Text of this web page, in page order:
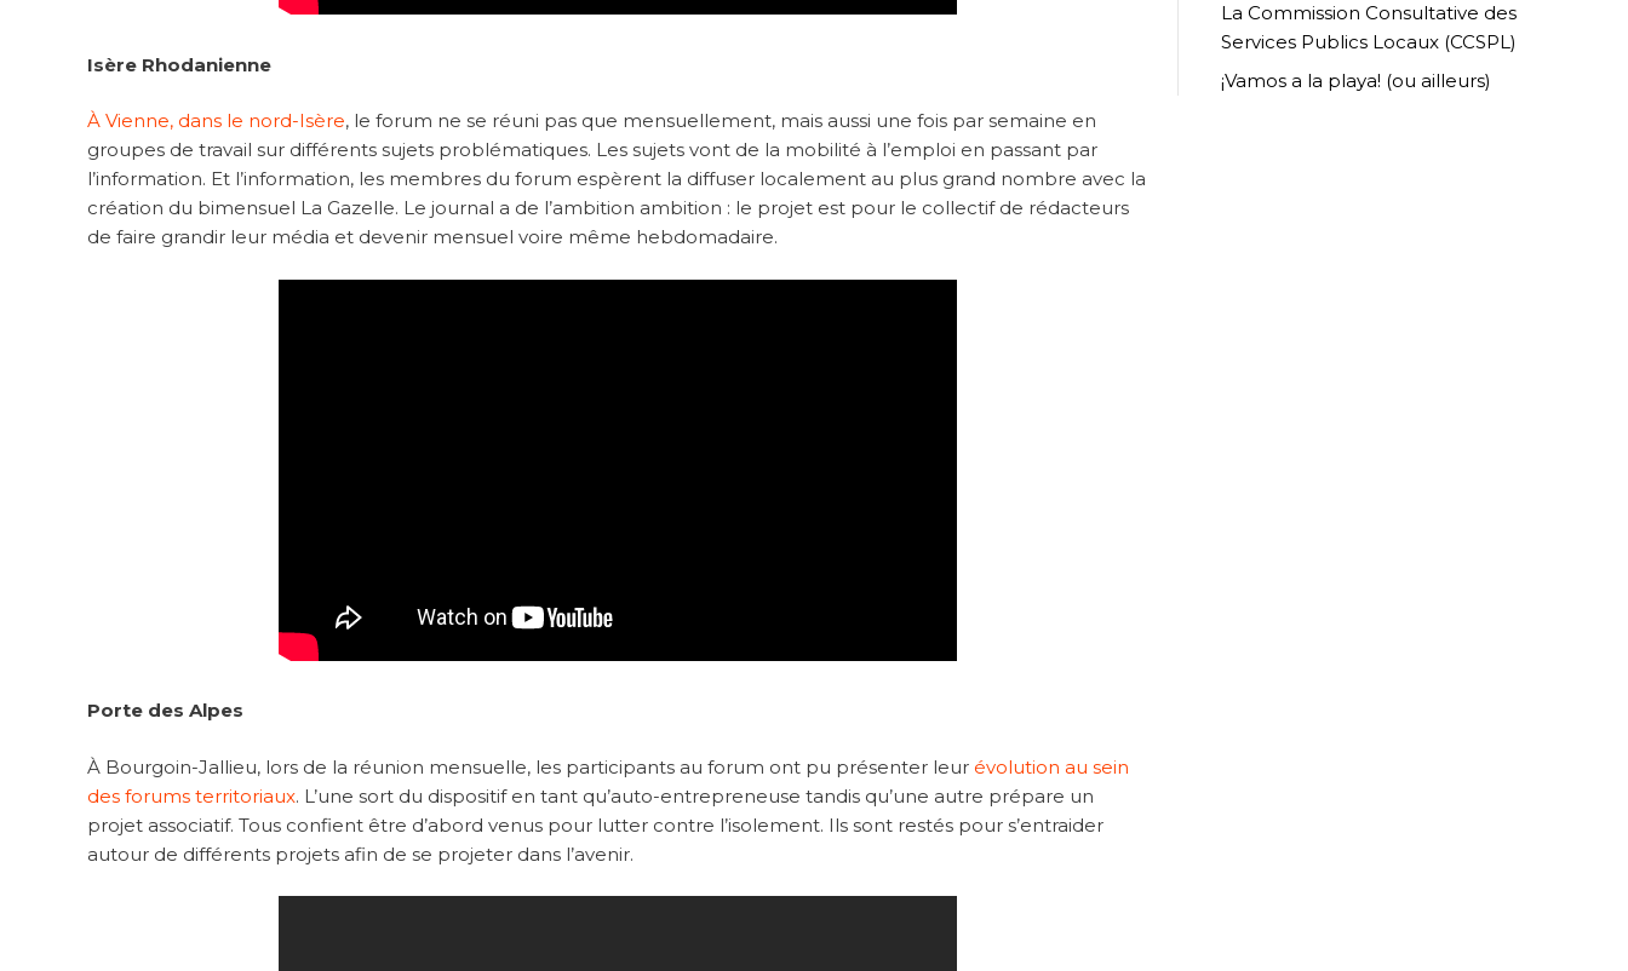
Isère Rhodanienne
À Vienne, dans le nord-Isère, le forum ne se réuni pas que mensuellement, mais aussi une fois par semaine en
groupes de travail sur différents sujets problématiques. Les sujets vont de la mobilité à l’emploi en passant par
l’information. Et l’information, les membres du forum espèrent la diffuser localement au plus grand nombre avec la
création du bimensuel La Gazelle. Le journal a de l’ambition ambition : le projet est pour le collectif de rédacteurs
de faire grandir leur média et devenir mensuel voire même hebdomadaire.
Porte des Alpes
À Bourgoin-Jallieu, lors de la réunion mensuelle, les participants au forum ont pu présenter leur évolution au sein
des forums territoriaux. L’une sort du dispositif en tant qu’auto-entrepreneuse tandis qu’une autre prépare un
projet associatif. Tous confient être d’abord venus pour lutter contre l’isolement. Ils sont restés pour s’entraider
autour de différents projets afin de se projeter dans l’avenir.
La Commission Consultative des
Services Publics Locaux (CCSPL)
¡Vamos a la playa! (ou ailleurs)